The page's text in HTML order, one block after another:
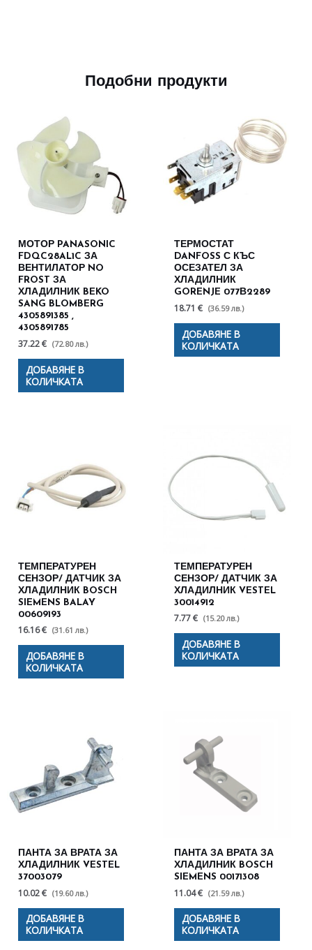
Подобни продукти
МОТОР PANASONIC
FDQC28AL1C ЗА
ВЕНТИЛАТОР NO
FROST ЗА
ХЛАДИЛНИК BEKO
SANG BLOMBERG
4305891385 ,
4305891785
37.22 € (72.80 лв.)
ДОБАВЯНЕ В
КОЛИЧКАТА
ТЕРМОСТАТ
DANFOSS С КЪС
ОСЕЗАТЕЛ ЗА
ХЛАДИЛНИК
GORENJE 077В2289
18.71 € (36.59 лв.)
ДОБАВЯНЕ В
КОЛИЧКАТА
ТЕМПЕРАТУРЕН
СЕНЗОР/ ДАТЧИК ЗА
ХЛАДИЛНИК BOSCH
SIEMENS BALAY
00609193
16.16 € (31.61 лв.)
ДОБАВЯНЕ В
КОЛИЧКАТА
ТЕМПЕРАТУРЕН
СЕНЗОР/ ДАТЧИК ЗА
ХЛАДИЛНИК VESTEL
30014912
7.77 € (15.20 лв.)
ДОБАВЯНЕ В
КОЛИЧКАТА
ПАНТА ЗА ВРАТА ЗА
ХЛАДИЛНИК VESTEL
37003079
10.02 € (19.60 лв.)
ДОБАВЯНЕ В
КОЛИЧКАТА
ПАНТА ЗА ВРАТА ЗА
ХЛАДИЛНИК BOSCH
SIEMENS 00171308
11.04 € (21.59 лв.)
ДОБАВЯНЕ В
КОЛИЧКАТА